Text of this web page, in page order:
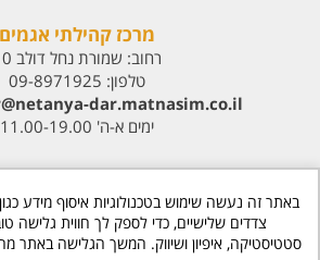
מרכז קהילתי אגמים
רחוב: שמורת נחל דולב 10
טלפון: 09-8971925
dar.matnasim.co.il‏
ימים א-ה' 11.00-19.00
צדדים שלישיים, כדי לספק לך חווית גלישה
סטטיסטיקה, איפיון ושיווק. המשך הגלישה באתר